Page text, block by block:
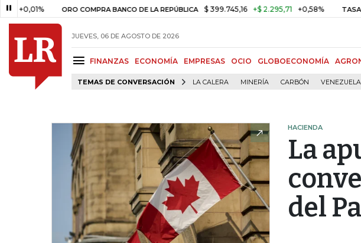
ORO COMPRA BANCO DE LA REPÚBLICA $ 399.745,16 +$ 2.295,71 +0,58% TASA DE
JUEVES, 06 DE AGOSTO DE 2026
FINANZAS ECONOMÍA EMPRESAS OCIO GLOBOECONOMÍA
TEMAS DE CONVERSACIÓN LA CALERA MINERÍA CARBÓN VENEZUELA
HACIENDA
La
del